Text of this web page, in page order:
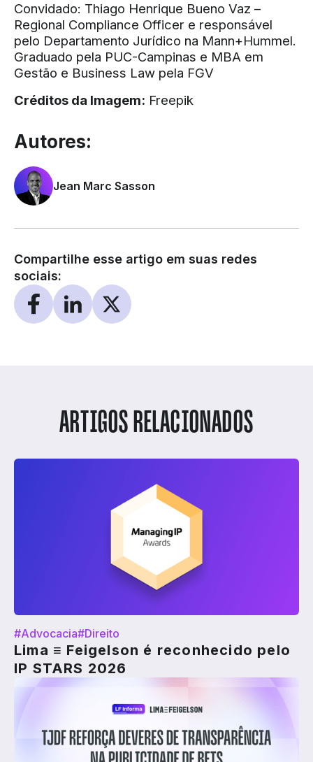
Convidado: Thiago Henrique Bueno Vaz –
Regional Compliance Officer e responsável
pelo Departamento Jurídico na Mann+Hummel.
Graduado pela PUC-Campinas e MBA em
Gestão e Business Law pela FGV
Créditos da Imagem: Freepik
Autores:
Jean Marc Sasson
Compartilhe esse artigo em suas redes
sociais:
ARTIGOS RELACIONADOS
#Advocacia#Direito
Lima ≡ Feigelson é reconhecido pelo
IP STARS 2026